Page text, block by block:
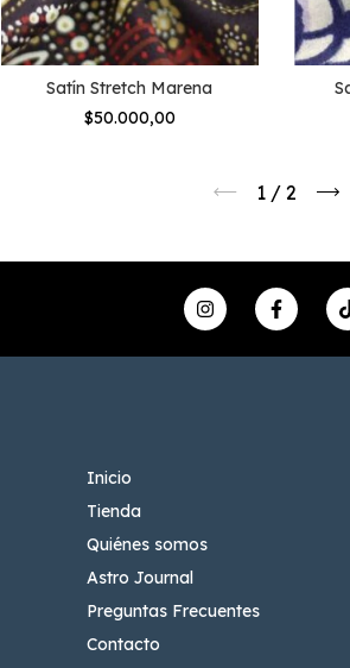
Satín Stretch Marena
$50.000,00
1 / 2
Inicio
Tienda
Quiénes somos
Astro Journal
Preguntas Frecuentes
Contacto